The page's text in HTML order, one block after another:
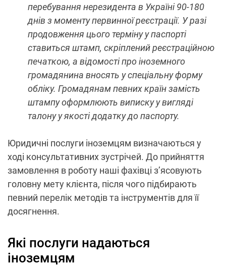
перебування нерезидента в Україні 90-180
днів з моменту первинної реєстрації. У разі
продовження цього терміну у паспорті
ставиться штамп, скріплений реєстраційною
печаткою, а відомості про іноземного
громадянина вносять у спеціальну форму
обліку. Громадянам певних країн замість
штампу оформлюють виписку у вигляді
талону у якості додатку до паспорту.
Юридичні послуги іноземцям визначаються у
ході консультативних зустрічей. До прийняття
замовлення в роботу наші фахівці з’ясовують
головну мету клієнта, після чого підбирають
певний перелік методів та інструментів для її
досягнення.
Які послуги надаються
іноземцям